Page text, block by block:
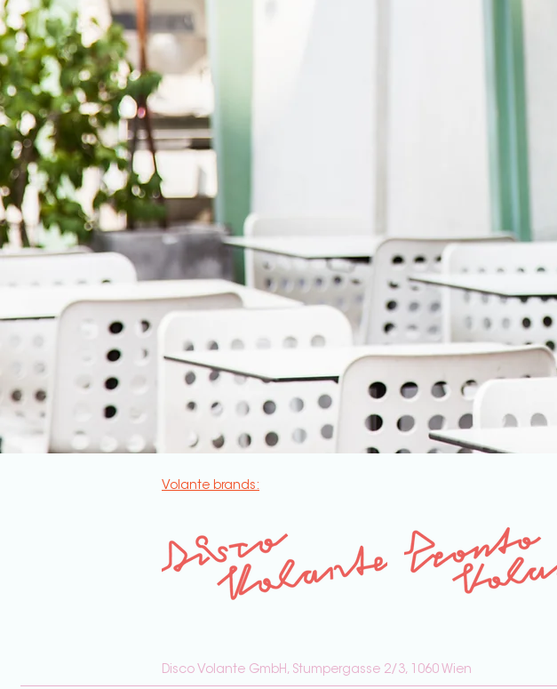
Volante brands:
Disco Volante GmbH, Stumpergasse 2/3, 1060 Wien